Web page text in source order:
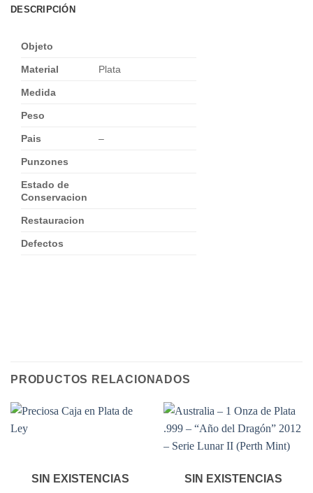
DESCRIPCIÓN
Objeto
Material Plata
Medida
Peso
Pais –
Punzones
Estado de
Conservacion
Restauracion
Defectos
PRODUCTOS RELACIONADOS
SIN EXISTENCIAS SIN EXISTENCIAS